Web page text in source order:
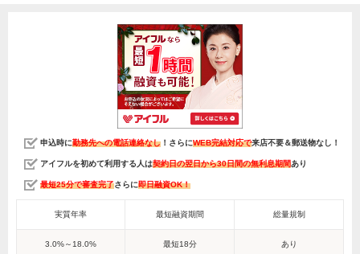
申込時に勤務先への電話連絡なし ！さらにWEB完結対応で来店不要＆郵送物なし！
アイフルを初めて利用する人は契約日の翌日から30日間の無利息期間あり
最短25分で審査完了さらに即日融資OK！
実質年率 最短融資期間 総量規制
3.0%～18.0% 最短18分 あり